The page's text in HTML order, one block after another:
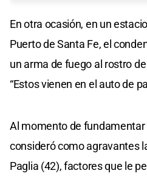
En otra ocasión, en un
Puerto de Santa Fe, el
un arma de fuego al rostro
“Estos vienen en el auto de
Al momento de fundamentar
consideró como agravantes
Paglia (42), factores que le